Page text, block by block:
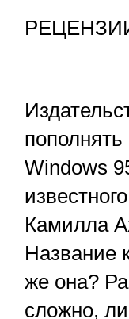
Windows
Камилла
Название
же она?
сложно,